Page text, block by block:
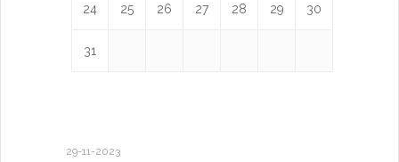
24 25 26 27 28 29 30
31
29-11-2023